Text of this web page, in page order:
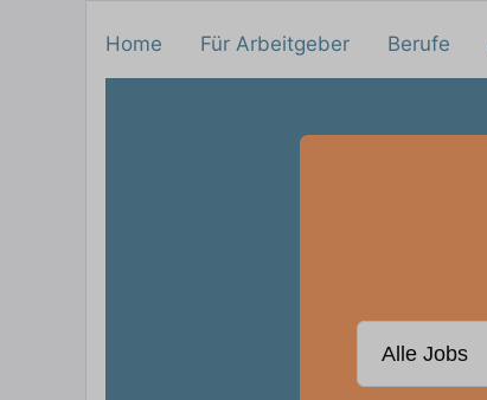
Home Für Arbeitgeber Berufe